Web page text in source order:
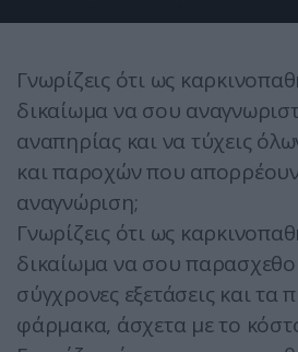
Γνωρίζεις ότι ως
δικαίωμα να σου
αναπηρίας και να τύχεις
και παροχών που
αναγνώριση;
Γνωρίζεις ότι ως
δικαίωμα να σου
σύγχρονες εξετάσεις και τα
φάρμακα, άσχετα με το